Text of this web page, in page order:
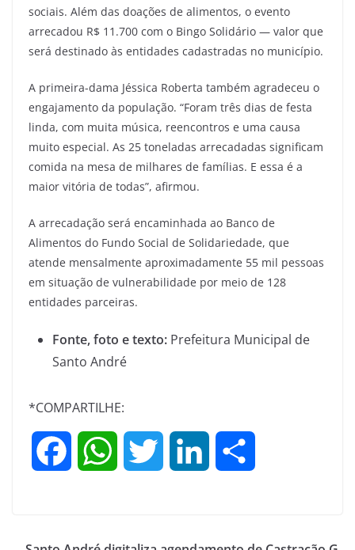
sociais. Além das doações de alimentos, o evento
arrecadou R$ 11.700 com o Bingo Solidário — valor que
será destinado às entidades cadastradas no município.
A primeira-dama Jéssica Roberta também agradeceu o
engajamento da população. “Foram três dias de festa
linda, com muita música, reencontros e uma causa
muito especial. As 25 toneladas arrecadadas significam
comida na mesa de milhares de famílias. E essa é a
maior vitória de todas”, afirmou.
A arrecadação será encaminhada ao Banco de
Alimentos do Fundo Social de Solidariedade, que
atende mensalmente aproximadamente 55 mil pessoas
em situação de vulnerabilidade por meio de 128
entidades parceiras.
Fonte, foto e texto: Prefeitura Municipal de
Santo André
*COMPARTILHE: